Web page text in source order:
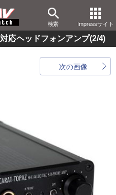
検索 Impressサイト
応ヘッドフォンアンプ(2/4)
次の画像